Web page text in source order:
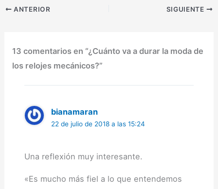
ventajas respecto a los
ANTERIOR SIGUIENTE
13 comentarios en “¿Cuánto va a durar la moda de
los relojes mecánicos?”
bianamaran
22 de julio de 2018 a las 15:24
Una reflexión muy interesante.
«Es mucho más fiel a lo que entendemos